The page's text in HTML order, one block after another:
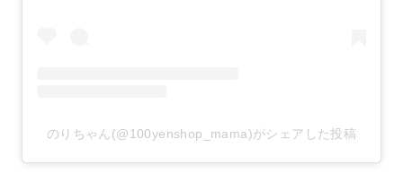
のりちゃん(@100yenshop_mama)がシェアした投稿